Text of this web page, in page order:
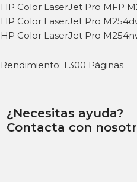
HP Color LaserJet Pro MFP
HP Color LaserJet Pro
HP Color LaserJet Pro
Rendimiento: 1.300 Páginas
¿Necesitas ayuda?
Contacta con